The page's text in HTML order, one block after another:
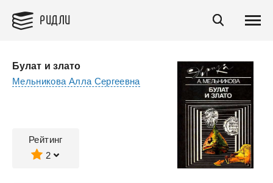
РИДЛИ
Булат и злато
Мельникова Алла Сергеевна
Рейтинг
2